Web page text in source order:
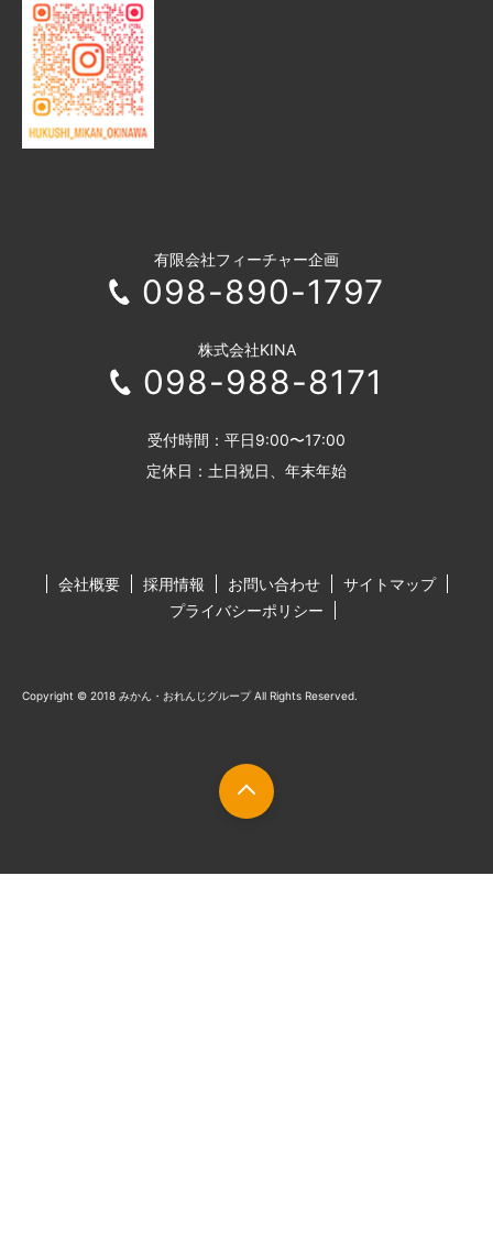
有限会社フィーチャー企画
098-890-1797
株式会社KINA
098-988-8171
受付時間：平日9:00〜17:00
定休日：土日祝日、年末年始
会社概要 採用情報 お問い合わせ
サイトマップ
プライバシーポリシー
Copyright © 2018 みかん・おれんじグループ All Rights Reserved.